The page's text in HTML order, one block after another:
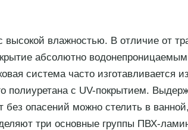
влажностью. В отличие от
абсолютно
система часто изготавливается
полиуретана с UV-покрытием.
без опасений можно стелить в
три основные группы ПВХ-